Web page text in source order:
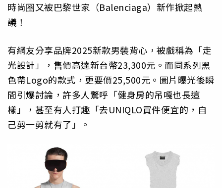
時尚圈又被巴黎世家（Balenciaga）新作掀起熱
議！
有網友分享品牌2025新款男裝背心，被戲稱為「走
光設計」，售價高達新台幣23,300元。而同系列黑
色帶Logo的款式，更要價25,500元。圖片曝光後瞬
間引爆討論，許多人驚呼「健身房的吊嘎也長這
樣」，甚至有人打趣「去UNIQLO買件便宜的，自
己剪一剪就有了」。